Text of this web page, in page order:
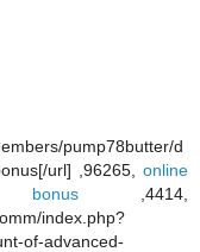
pump78butter/d
url] ,96265, online
,4414,
index.php?
of-advanced-